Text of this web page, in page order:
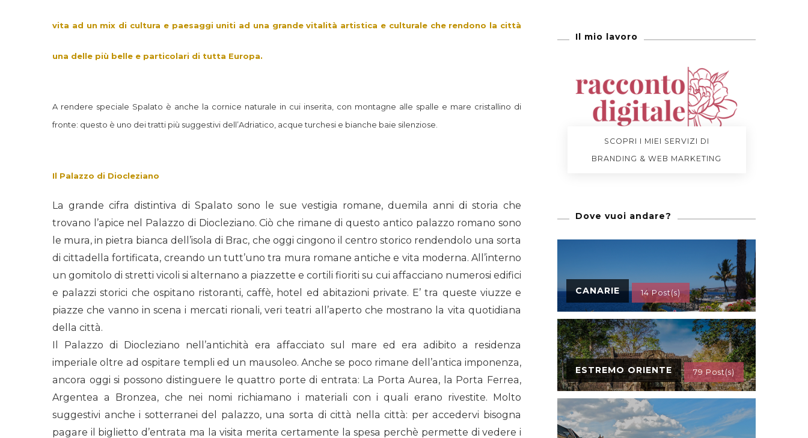
vita ad un mix di cultura e paesaggi uniti ad una grande vitalità artistica e culturale che rendono la città
una delle più belle e particolari di tutta Europa.
A rendere speciale Spalato è anche la cornice naturale in cui inserita, con montagne alle spalle e mare cristallino di
fronte: questo è uno dei tratti più suggestivi dell’Adriatico, acque turchesi e bianche baie silenziose.
Il Palazzo di Diocleziano
La grande cifra distintiva di Spalato sono le sue vestigia romane, duemila anni di storia che
trovano l’apice nel Palazzo di Diocleziano. Ciò che rimane di questo antico palazzo romano sono
le mura, in pietra bianca dell’isola di Brac, che oggi cingono il centro storico rendendolo una sorta
di cittadella fortificata, creando un tutt’uno tra mura romane antiche e vita moderna. All’interno
un gomitolo di stretti vicoli si alternano a piazzette e cortili fioriti su cui affacciano numerosi edifici
e palazzi storici che ospitano ristoranti, caffè, hotel ed abitazioni private. E’ tra queste viuzze e
piazze che vanno in scena i mercati rionali, veri teatri all’aperto che mostrano la vita quotidiana
della città.
Il Palazzo di Diocleziano nell’antichità era affacciato sul mare ed era adibito a residenza
imperiale oltre ad ospitare templi ed un mausoleo. Anche se poco rimane dell’antica imponenza,
ancora oggi si possono distinguere le quattro porte di entrata: La Porta Aurea, la Porta Ferrea,
Argentea a Bronzea, che nei nomi richiamano i materiali con i quali erano rivestite. Molto
suggestivi anche i sotterranei del palazzo, una sorta di città nella città: per accedervi bisogna
pagare il biglietto d’entrata ma la visita merita certamente la spesa perchè permette di vedere i
Il mio lavoro
SCOPRI I MIEI SERVIZI DI
BRANDING & WEB MARKETING
Dove vuoi andare?
CANARIE 14 Post(s)
ESTREMO ORIENTE 79 Post(s)